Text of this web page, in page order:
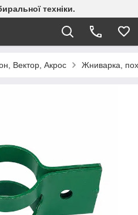
техніки.
Вектор, Акрос Жниварка,